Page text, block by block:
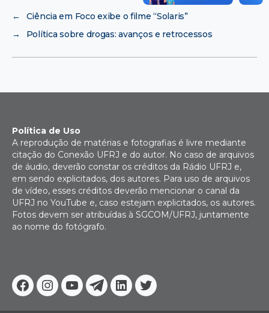
←
Ciência em Foco exibe o filme “Solaris”
→
Política sobre drogas: avanços e retrocessos
Facebook
Instagram
YoutubeTelegram
Linkedin
Twitter
Política de Uso
A reprodução de matérias e fotografias é livre mediante
citação do Conexão UFRJ e do autor. No caso de arquivos
de áudio, deverão constar os créditos da Rádio UFRJ e,
em sendo explicitados, dos autores. Para uso de arquivos
de vídeo, esses créditos deverão mencionar o canal da
UFRJ no YouTube e, caso estejam explicitados, os autores.
Fotos devem ser atribuídas à SGCOM/UFRJ, juntamente
ao nome do fotógrafo.